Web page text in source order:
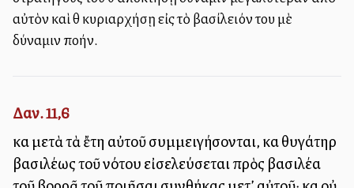
αὐτὸν καὶ θὰ κυριαρχήσῃ εἰς τὸ βασίλειόν του μὲ
δύναμιν πολλήν.
Δαν. 11,6
καὶ μετὰ τὰ ἔτη αὐτοῦ συμμειγήσονται, καὶ θυγάτηρ
βασιλέως τοῦ νότου εἰσελεύσεται πρὸς βασιλέα